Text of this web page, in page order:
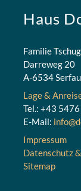
Haus
Familie
Darreweg 20
A-6534
Lage &
Tel.: +43
E-Mail:
Impressum
Datenschutz
Sitemap